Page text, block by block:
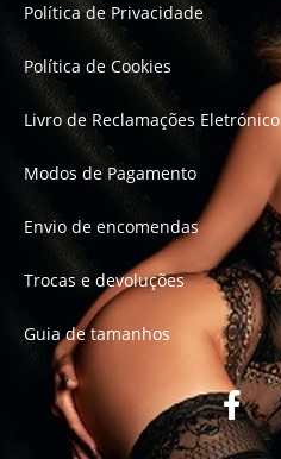
Política de Privacidade
Política de Cookies
Livro de Reclamações Eletrónico
Modos de Pagamento
Envio de encomendas
Trocas e devoluções
Guia de tamanhos